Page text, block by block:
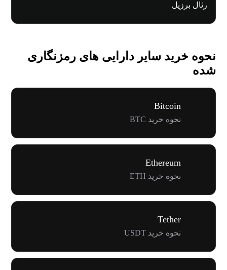
رئال برزیل
نحوه خرید سایر دارایی های رمزنگاری
شده
Bitcoin
نحوه خرید BTC
Ethereum
نحوه خرید ETH
Tether
نحوه خرید USDT